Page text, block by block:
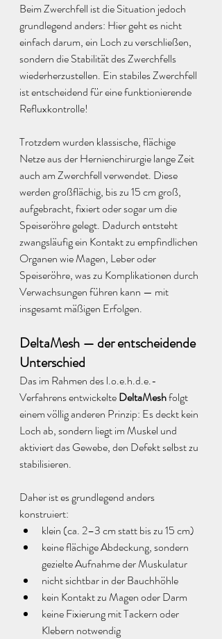
Beim Zwerchfell ist die Situation jedoch
grundlegend anders: Hier geht es nicht
einfach darum, ein Loch zu verschließen,
sondern die Stabilität des Zwerchfells
wiederherzustellen. Ein stabiles Zwerchfell
ist entscheidend für eine funktionierende
Refluxkontrolle!
Trotzdem wurden klassische, flächige
Netze aus der Hernienchirurgie lange Zeit
auch am Zwerchfell verwendet. Diese
werden großflächig, bis zu 15 cm groß,
aufgebracht, fixiert oder sogar um die
Speiseröhre gelegt. Dadurch entsteht
zwangsläufig ein Kontakt zu empfindlichen
Organen wie Magen, Leber oder
Speiseröhre, was zu Komplikationen durch
Verwachsungen führen kann — mit
insgesamt mäßigen Erfolgen.
DeltaMesh — der entscheidende
Unterschied
Das im Rahmen des l.o.e.h.d.e.-
Verfahrens entwickelte DeltaMesh folgt
einem völlig anderen Prinzip: Es deckt kein
Loch ab, sondern liegt im Muskel und
aktiviert das Gewebe, den Defekt selbst zu
stabilisieren.
Daher ist es grundlegend anders
konstruiert:
klein (ca. 2–3 cm statt bis zu 15 cm)
keine flächige Abdeckung, sondern
gezielte Aufnahme der Muskulatur
nicht sichtbar in der Bauchhöhle
kein Kontakt zu Magen oder Darm
keine Fixierung mit Tackern oder
Klebern notwendig